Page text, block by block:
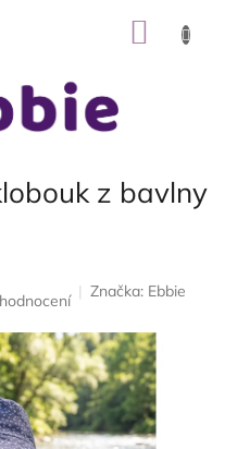
z bavlny
Značka: Ebbie